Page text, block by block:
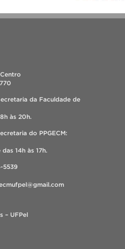
da Faculdade de
às 20h.
do PPGECM:
14h às 17h.
5539
– UFPel